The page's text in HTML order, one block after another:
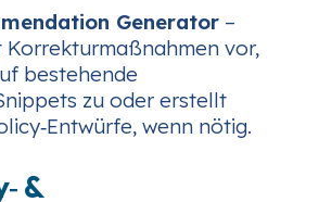
Generator –
Korrekturmaßnahmen vor,
bestehende
zu oder erstellt
wenn nötig.
&